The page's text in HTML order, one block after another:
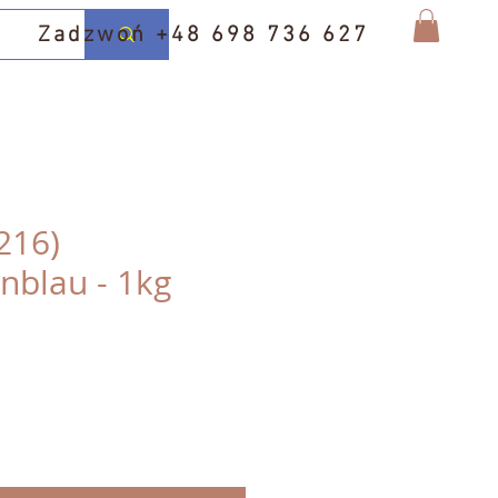
Zadzwoń +48 698 736 627
- 1kg